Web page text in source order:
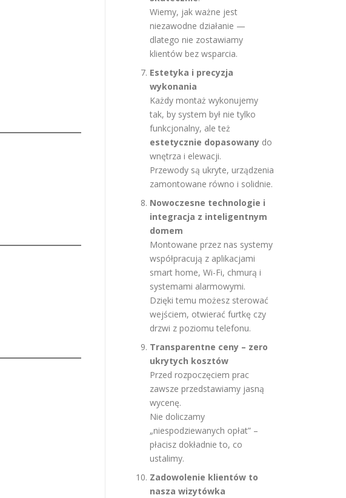
Wiemy, jak ważne jest
niezawodne działanie —
dlatego nie zostawiamy
klientów bez wsparcia.
Estetyka i precyzja
wykonania
Każdy montaż wykonujemy
tak, by system był nie tylko
funkcjonalny, ale też
estetycznie dopasowany do
wnętrza i elewacji.
Przewody są ukryte, urządzenia
zamontowane równo i solidnie.
Nowoczesne technologie i
integracja z inteligentnym
domem
Montowane przez nas systemy
współpracują z aplikacjami
smart home, Wi-Fi, chmurą i
systemami alarmowymi.
Dzięki temu możesz sterować
wejściem, otwierać furtkę czy
drzwi z poziomu telefonu.
Transparentne ceny – zero
ukrytych kosztów
Przed rozpoczęciem prac
zawsze przedstawiamy jasną
wycenę.
Nie doliczamy
„niespodziewanych opłat” –
płacisz dokładnie to, co
ustalimy.
Zadowolenie klientów to
nasza wizytówka